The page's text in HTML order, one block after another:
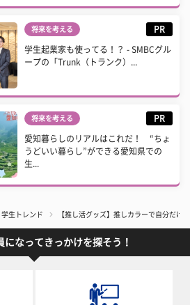
将来を考える PR
学生起業家も使ってる！？ - SMBCグル
ープの「Trunk（トランク）...
将来を考える PR
愛知暮らしのリアルはこれだ！ “ちょ
うどいい暮らし”ができる愛知県での
生...
学生トレンド 【推し活グッズ】推しカラーで自分だけ
になってきっかけを探そう！